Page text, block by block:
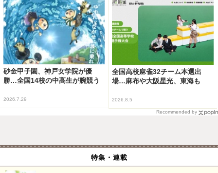
砂金甲子園、神戸女学院が優
勝…全国14校の中高生が腕競う
2026.7.29
全国高校麻雀32チーム本選出
場…麻布や大阪星光、東海も
2026.8.5
Recommended by
特集・連載